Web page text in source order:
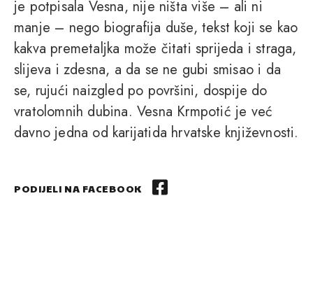
je potpisala Vesna, nije ništa više – ali ni
manje – nego biografija duše, tekst koji se kao
kakva premetaljka može čitati sprijeda i straga,
slijeva i zdesna, a da se ne gubi smisao i da
se, rujući naizgled po površini, dospije do
vratolomnih dubina. Vesna Krmpotić je već
davno jedna od karijatida hrvatske književnosti.
PODIJELI NA FACEBOOK